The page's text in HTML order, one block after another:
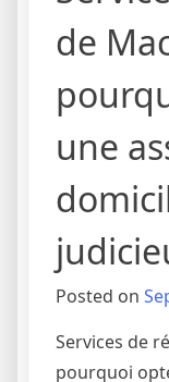
de
une
Posted on
Services de
pourquoi